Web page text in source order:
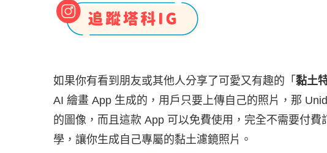
如果你有看到朋友或其他人分享了可愛又有趣的「 黏土
AI 繪畫 App 生成的，用戶只要上傳自己的照片，那
的圖像，而且這款 App 可以免費使用，完全不需要付
學，讓你生成自己專屬的黏土濾鏡照片。